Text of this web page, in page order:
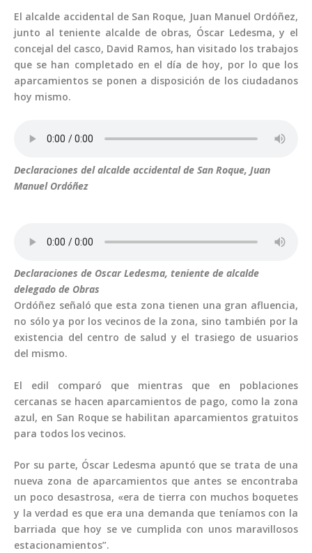
El alcalde accidental de San Roque, Juan Manuel Ordóñez,
junto al teniente alcalde de obras, Óscar Ledesma, y el
concejal del casco, David Ramos, han visitado los trabajos
que se han completado en el día de hoy, por lo que los
aparcamientos se ponen a disposición de los ciudadanos
hoy mismo.
Declaraciones del alcalde accidental de San Roque, Juan
Manuel Ordóñez
Declaraciones de Oscar Ledesma, teniente de alcalde
delegado de Obras
Ordóñez señaló que esta zona tienen una gran afluencia,
no sólo ya por los vecinos de la zona, sino también por la
existencia del centro de salud y el trasiego de usuarios
del mismo.
El edil comparó que mientras que en poblaciones
cercanas se hacen aparcamientos de pago, como la zona
azul, en San Roque se habilitan aparcamientos gratuitos
para todos los vecinos.
Por su parte, Óscar Ledesma apuntó que se trata de una
nueva zona de aparcamientos que antes se encontraba
un poco desastrosa, «era de tierra con muchos boquetes
y la verdad es que era una demanda que teníamos con la
barriada que hoy se ve cumplida con unos maravillosos
estacionamientos”.